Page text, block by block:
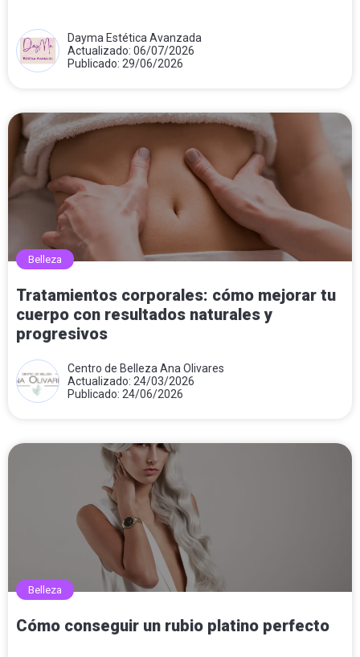
Dayma Estética Avanzada
Actualizado: 06/07/2026
Publicado: 29/06/2026
Belleza
Tratamientos corporales: cómo mejorar tu
cuerpo con resultados naturales y
progresivos
Centro de Belleza Ana Olivares
Actualizado: 24/03/2026
Publicado: 24/06/2026
Belleza
Cómo conseguir un rubio platino perfecto